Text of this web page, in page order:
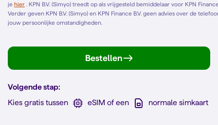
je hier
Verder geven KPN B.V. (Simyo) en KPN Finance B.V. geen advies over de
jouw persoonlijke omstandigheden.
Bestellen
Volgende stap:
Kies gratis tussen
eSIM of een normale simkaart